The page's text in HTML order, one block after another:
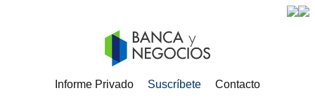
Informe Privado Suscríbete Contacto